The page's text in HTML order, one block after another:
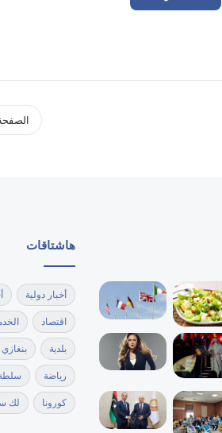
الصفحة
هاشتاقات
أخبار دولية
اقتصاد
بلدية بنغازي
رياضة
كورونا لك